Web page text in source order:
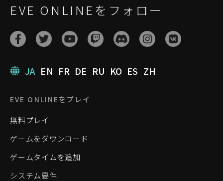
EVE ONLINEをフォロー
JA EN FR DE RU KO ES ZH
EVE ONLINEをプレイ
無料プレイ
ゲームをダウンロード
ゲームタイムを追加
システム要件